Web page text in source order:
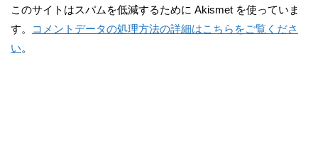
このサイトはスパムを低減するために Akismet を使っていま
す。
コメントデータの処理方法の詳細はこちらをご覧くださ
い。